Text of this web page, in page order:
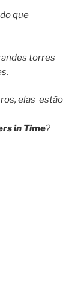
que
torres
elas estão
in Time?